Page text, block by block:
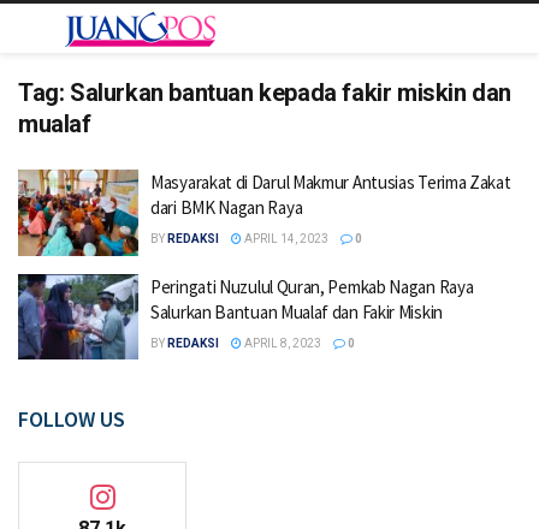
Tag: Salurkan bantuan kepada fakir miskin dan
mualaf
Masyarakat di Darul Makmur Antusias Terima Zakat
dari BMK Nagan Raya
BY REDAKSI APRIL 14, 2023 0
Peringati Nuzulul Quran, Pemkab Nagan Raya
Salurkan Bantuan Mualaf dan Fakir Miskin
BY REDAKSI APRIL 8, 2023 0
FOLLOW US